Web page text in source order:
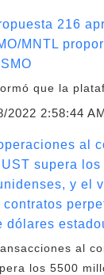
216
MNTL
que la
2022 2:58:44
al
supera
y el
dólares
al
los 5500